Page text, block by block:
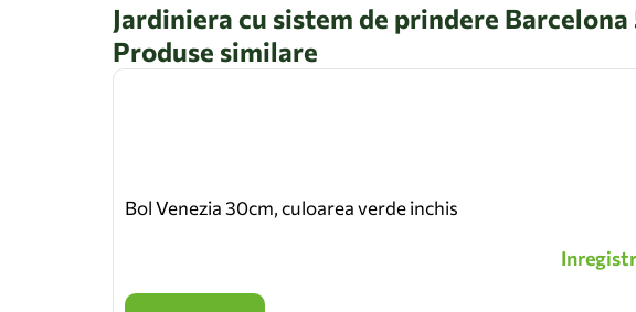
Jardiniera cu sistem de prindere
Produse similare
Bol Venezia 30cm, culoarea verde inchis